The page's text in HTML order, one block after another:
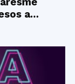
a...